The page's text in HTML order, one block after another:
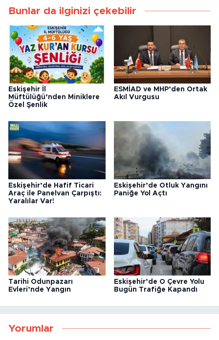
Bunlar da ilginizi çekebilir
Eskişehir İl
Müftülüğü’nden Miniklere
Özel Şenlik
ESMİAD ve MHP’den Ortak
Akıl Vurgusu
Eskişehir’de Hafif Ticari
Araç ile Panelvan Çarpıştı:
Yaralılar Var!
Eskişehir’de Otluk Yangını
Paniğe Yol Açtı
Tarihi Odunpazarı
Evleri’nde Yangın
Eskişehir’de O Çevre Yolu
Bugün Trafiğe Kapandı
Yorumlar